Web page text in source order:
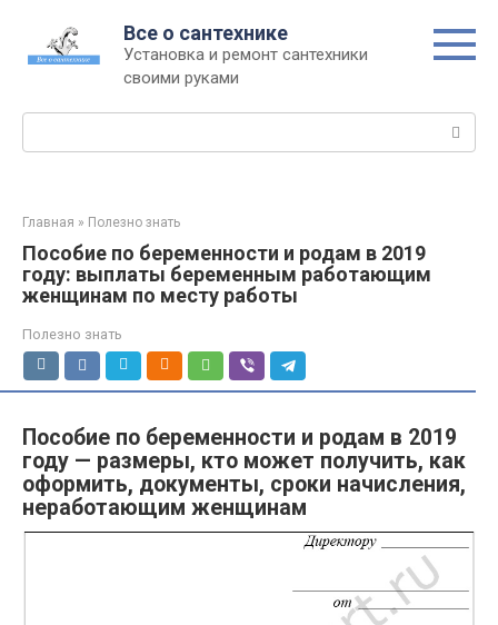
контенту
Все о сантехнике
Установка и ремонт сантехники
своими руками
Главная » Полезно знать
Пособие по беременности и родам в 2019
году: выплаты беременным работающим
женщинам по месту работы
Полезно знать
Пособие по беременности и родам в 2019
году — размеры, кто может получить, как
оформить, документы, сроки начисления,
неработающим женщинам